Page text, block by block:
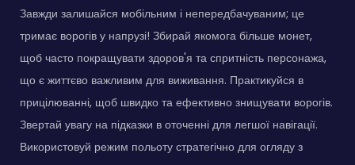
Завжди залишайся мобільним і непередбачуваним; це
тримає ворогів у напрузі! Збирай якомога більше монет,
щоб часто покращувати здоров'я та спритність персонажа,
що є життєво важливим для виживання. Практикуйся в
прицілюванні, щоб швидко та ефективно знищувати ворогів.
Звертай увагу на підказки в оточенні для легшої навігації.
Використовуй режим польоту стратегічно для огляду з